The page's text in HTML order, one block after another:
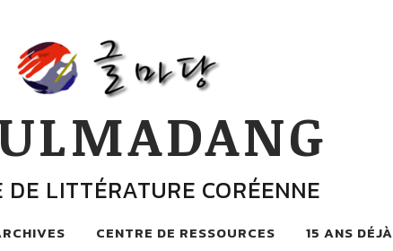
DE LITTÉRATURE CORÉENNE
CENTRE DE RESSOURCES 15 ANS DÉJÀ